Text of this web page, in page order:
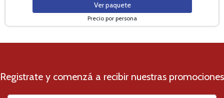
Verpaquete
Precio por persona
Registrate y comenzá a recibir nuestras promociones